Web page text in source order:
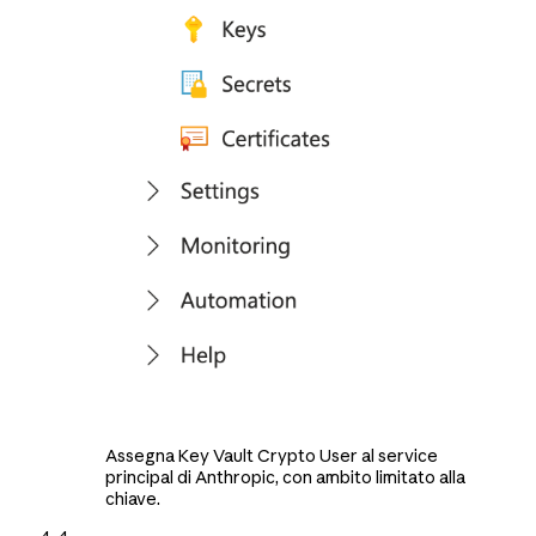
Assegna Key Vault Crypto User al service
principal di Anthropic, con ambito limitato alla
chiave.